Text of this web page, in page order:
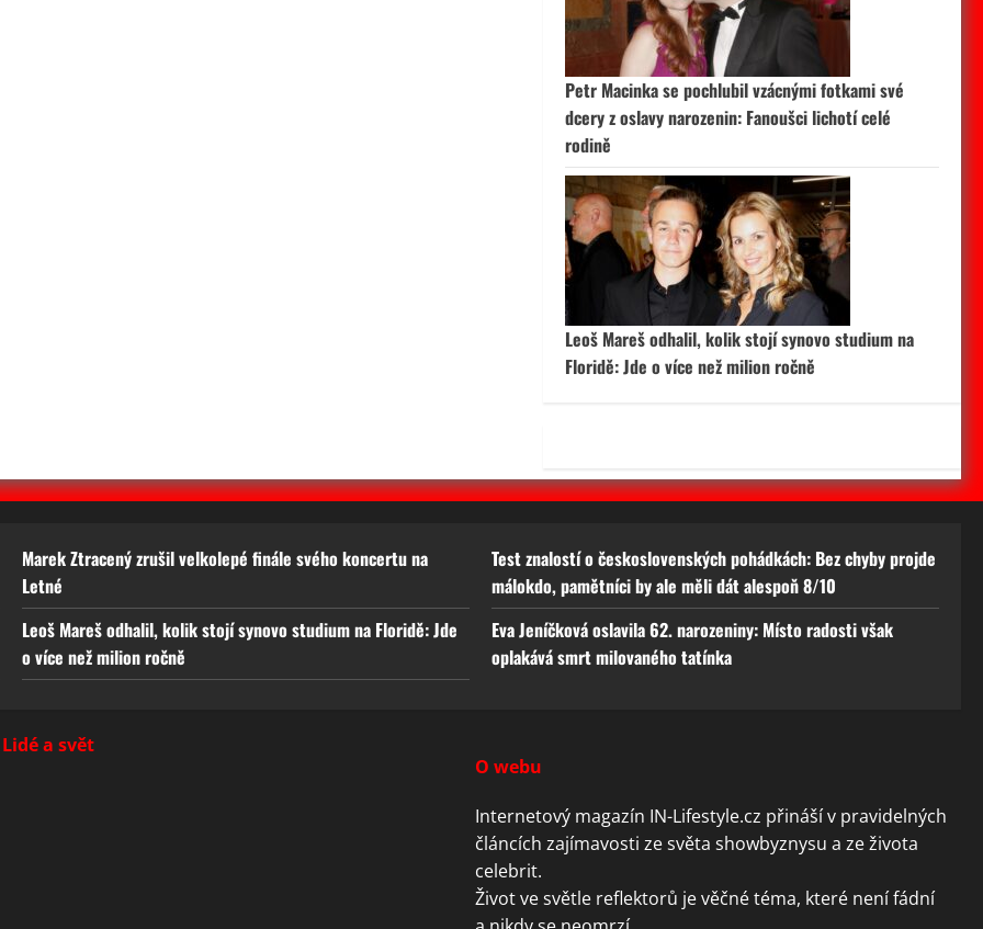
Petr Macinka se pochlubil vzácnými fotkami své
dcery z oslavy narozenin: Fanoušci lichotí celé
rodině
Leoš Mareš odhalil, kolik stojí synovo studium na
Floridě: Jde o více než milion ročně
Marek Ztracený zrušil velkolepé finále svého koncertu na
Letné
Test znalostí o československých pohádkách: Bez chyby projde
málokdo, pamětníci by ale měli dát alespoň 8/10
Leoš Mareš odhalil, kolik stojí synovo studium na Floridě: Jde
o více než milion ročně
Eva Jeníčková oslavila 62. narozeniny: Místo radosti však
oplakává smrt milovaného tatínka
Lidé a svět
O webu
Internetový magazín IN-Lifestyle.cz přináší v pravidelných
článcích zajímavosti ze světa showbyznysu a ze života
celebrit.
Život ve světle reflektorů je věčné téma, které není fádní